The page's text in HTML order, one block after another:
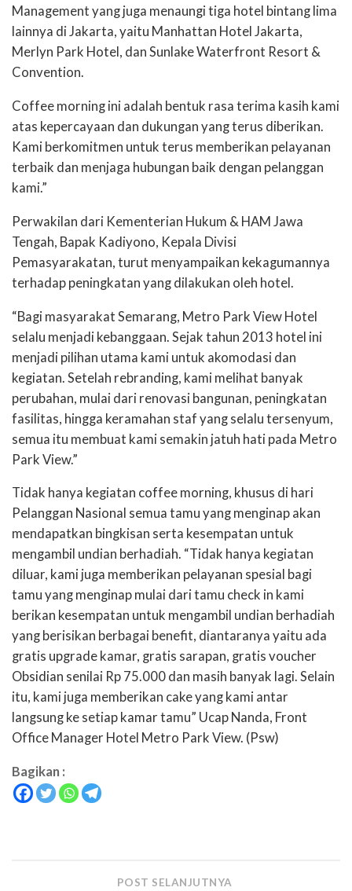
Management yang juga menaungi tiga hotel bintang lima
lainnya di Jakarta, yaitu Manhattan Hotel Jakarta,
Merlyn Park Hotel, dan Sunlake Waterfront Resort &
Convention.
Coffee morning ini adalah bentuk rasa terima kasih kami
atas kepercayaan dan dukungan yang terus diberikan.
Kami berkomitmen untuk terus memberikan pelayanan
terbaik dan menjaga hubungan baik dengan pelanggan
kami.”
Perwakilan dari Kementerian Hukum & HAM Jawa
Tengah, Bapak Kadiyono, Kepala Divisi
Pemasyarakatan, turut menyampaikan kekagumannya
terhadap peningkatan yang dilakukan oleh hotel.
“Bagi masyarakat Semarang, Metro Park View Hotel
selalu menjadi kebanggaan. Sejak tahun 2013 hotel ini
menjadi pilihan utama kami untuk akomodasi dan
kegiatan. Setelah rebranding, kami melihat banyak
perubahan, mulai dari renovasi bangunan, peningkatan
fasilitas, hingga keramahan staf yang selalu tersenyum,
semua itu membuat kami semakin jatuh hati pada Metro
Park View.”
Tidak hanya kegiatan coffee morning, khusus di hari
Pelanggan Nasional semua tamu yang menginap akan
mendapatkan bingkisan serta kesempatan untuk
mengambil undian berhadiah. “Tidak hanya kegiatan
diluar, kami juga memberikan pelayanan spesial bagi
tamu yang menginap mulai dari tamu check in kami
berikan kesempatan untuk mengambil undian berhadiah
yang berisikan berbagai benefit, diantaranya yaitu ada
gratis upgrade kamar, gratis sarapan, gratis voucher
Obsidian senilai Rp 75.000 dan masih banyak lagi. Selain
itu, kami juga memberikan cake yang kami antar
langsung ke setiap kamar tamu” Ucap Nanda, Front
Office Manager Hotel Metro Park View. (Psw)
Bagikan :
POST SELANJUTNYA